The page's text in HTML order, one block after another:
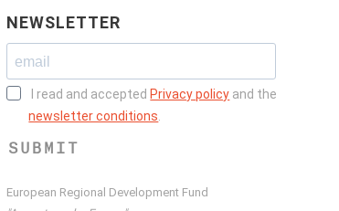
NEWSLETTER
I read and accepted Privacy policy and the
newsletter conditions
SUBMIT
European Regional Development Fund